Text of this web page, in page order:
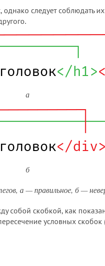
следует соблюдать
а
б
а — правильное, б —
собой скобкой, как
условных скобок